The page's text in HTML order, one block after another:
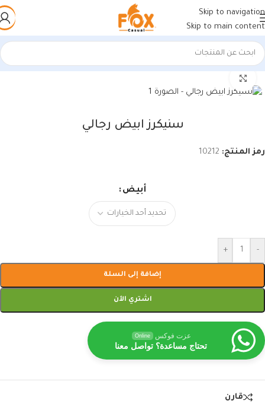
Skip to navigation
Skip to main content
الرئيسية/أحذية رجالي/كوتشي رجالي
سنيكرز ابيض رجالي
رمز المنتج: 10212
أبيض
-
+
إضافة إلى السلة
اشتري الآن
عزت فوكس Online
تحتاج مساعدة؟ تواصل معنا
قارن